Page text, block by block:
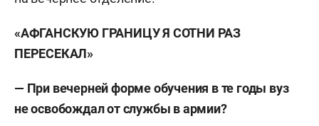
«АФГАНСКУЮ ГРАНИЦУ Я СОТНИ РАЗ
ПЕРЕСЕКАЛ»
— При вечерней форме обучения в те годы вуз
не освобождал от службы в армии?